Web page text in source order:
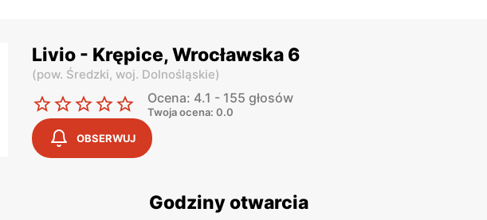
Livio - Krępice, Wrocławska 6
(pow. Średzki, woj. Dolnośląskie)
Ocena: 4.1 - 155 głosów
Twoja ocena: 0.0
OBSERWUJ
Godziny otwarcia